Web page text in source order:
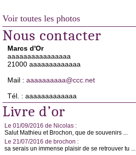
Voir toutes les photos
Nous contacter
Marcs d'Or
aaaaaaaaaaaaaaaa
21000 aaaaaaaaaaaaa
Mail : aaaaaaaaaa@ccc.net
Tél. : aaaaaaaaaaaaa
Livre d’or
Le 01/09/2016 de Nicolas :
Salut Mathieu et Brochon, que de souvenirs ...
Le 21/07/2016 de brochon :
sa serais un immense plaisir de se retrouver tu ...